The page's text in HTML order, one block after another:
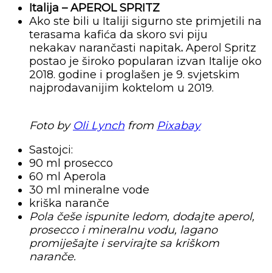
Italija – APEROL SPRITZ
Ako ste bili u Italiji sigurno ste primjetili na
terasama kafića da skoro svi piju
nekakav narančasti napitak. Aperol Spritz
postao je široko popularan izvan Italije oko
2018. godine i proglašen je 9. svjetskim
najprodavanijim koktelom u 2019.
Foto by Oli Lynch from Pixabay
Sastojci:
90 ml prosecco
60 ml Aperola
30 ml mineralne vode
kriška naranče
Pola češe ispunite ledom, dodajte aperol,
prosecco i mineralnu vodu, lagano
promiješajte i servirajte sa kriškom
naranče.